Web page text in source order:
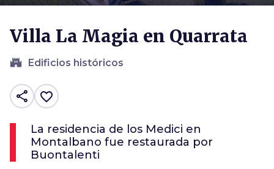
Villa La Magia en Quarrata
castle Edificios históricos
share favorite_border
La residencia de los Medici en
Montalbano fue restaurada por
Buontalenti